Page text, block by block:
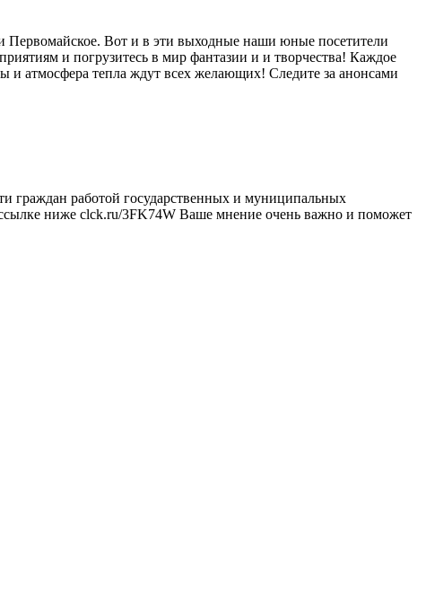
Первомайское. Вот и в эти выходные наши юные посетители
и погрузитесь в мир фантазии и и творчества! Каждое
и атмосфера тепла ждут всех желающих! Следите за анонсами
граждан работой государственных и муниципальных
ссылке ниже clck.ru/3FK74W Ваше мнение очень важно и поможет